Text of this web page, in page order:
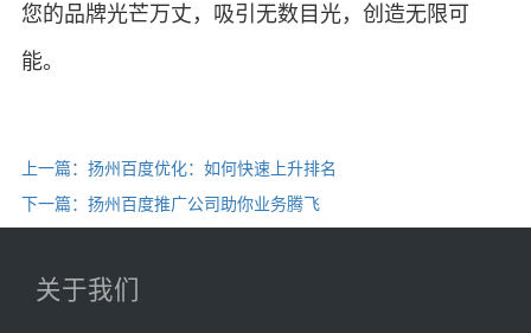
您的品牌光芒万丈，吸引无数目光，创造无限可
能。
上一篇：扬州百度优化：如何快速上升排名
下一篇：扬州百度推广公司助你业务腾飞
关于我们